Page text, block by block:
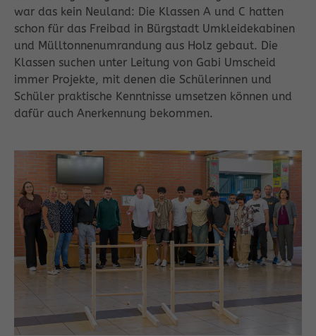
war das kein Neuland: Die Klassen A und C hatten
schon für das Freibad in Bürgstadt Umkleidekabinen
und Mülltonnenumrandung aus Holz gebaut. Die
Klassen suchen unter Leitung von Gabi Umscheid
immer Projekte, mit denen die Schülerinnen und
Schüler praktische Kenntnisse umsetzen können und
dafür auch Anerkennung bekommen.